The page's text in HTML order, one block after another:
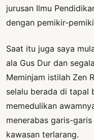
jurusan Ilmu
dengan pemikir-
Saat itu juga saya
ala Gus Dur dan
Meminjam istilah Zen
selalu berada di tapal
memedulikan
menerabas garis-
kawasan terlarang.